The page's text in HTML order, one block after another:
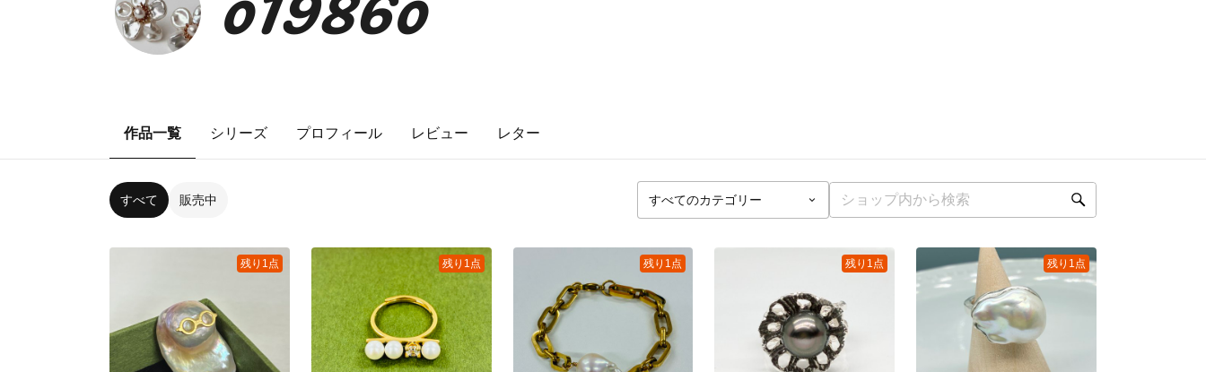
作品一覧 シリーズ プロフィール レビュー レター
すべて 販売中
残り1点 残り1点 残り1点 残り1点 残り1点